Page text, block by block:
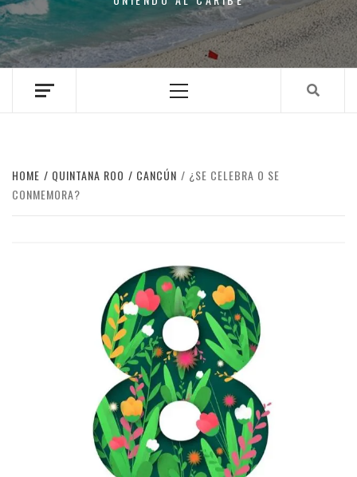
Menu
HOME QUINTANA ROO CANCÚN
¿SE CELEBRA O SE
CONMEMORA?